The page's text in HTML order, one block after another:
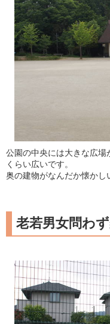
公園の中央には大きな広場
くらい広いです。
奥の建物がなんだか懐か
老若男女問わ